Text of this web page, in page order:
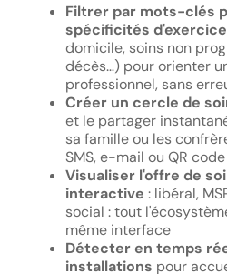
Filtrer par mots-clés
spécificités d'exercice
domicile, soins non
décès…) pour orienter
professionnel, sans
Créer un cercle de
et le partager
sa famille ou les
SMS, e-mail ou QR
Visualiser l'offre de
interactive : libéral,
social : tout
même interface
Détecter en temps
installations pour